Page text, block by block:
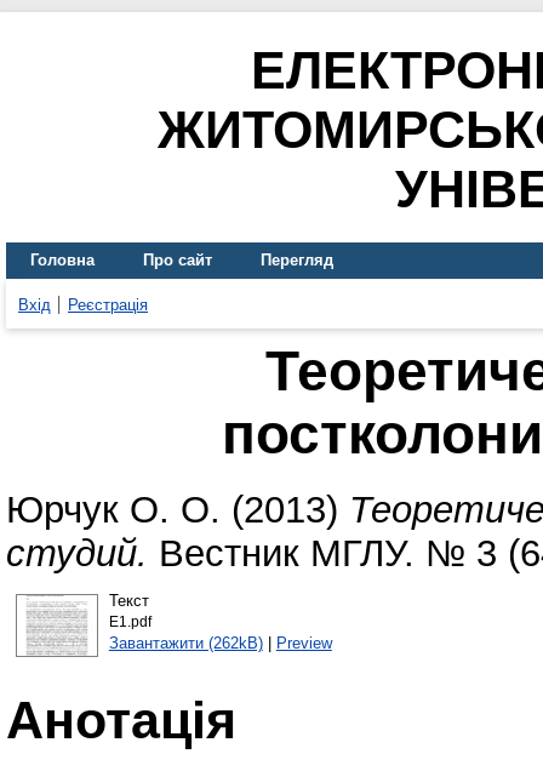
Головна Про сайт Перегляд
Вхід Реєстрація
Юрчук О. О. (2013)
студий. Вестник МГЛУ. № 3
Текст
E1.pdf
Завантажити (262kB)| Preview
Анотація